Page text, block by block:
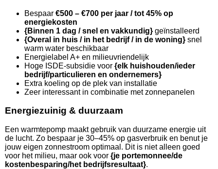
Bespaar €500 – €700 per jaar / tot 45% op
energiekosten
{Binnen 1 dag / snel en vakkundig} geïnstalleerd
{Overal in huis / in het bedrijf / in de woning} snel
warm water beschikbaar
Energielabel A+ en milieuvriendelijk
Hoge ISDE-subsidie voor {elk huishouden/ieder
bedrijf/particulieren en ondernemers}
Extra koeling op de plek van installatie
Zeer interessant in combinatie met zonnepanelen
Energiezuinig & duurzaam
Een warmtepomp maakt gebruik van duurzame energie uit
de lucht. Zo bespaar je 30–45% op gasverbruik en benut je
jouw eigen zonnestroom optimaal. Dit is niet alleen goed
voor het milieu, maar ook voor {je portemonnee/de
kostenbesparing/het bedrijfsresultaat}.